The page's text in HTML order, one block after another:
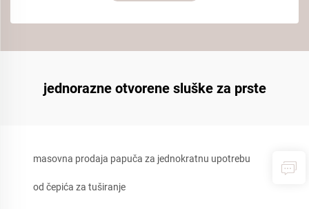
jednorazne otvorene sluške za prste
masovna prodaja papuča za jednokratnu upotrebu
od čepića za tuširanje